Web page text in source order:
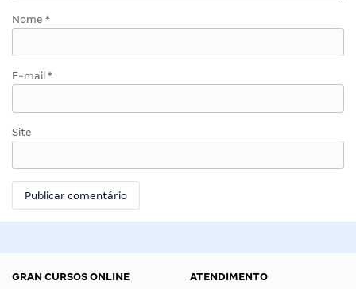
Nome *
E-mail *
Site
GRAN CURSOS ONLINE ATENDIMENTO